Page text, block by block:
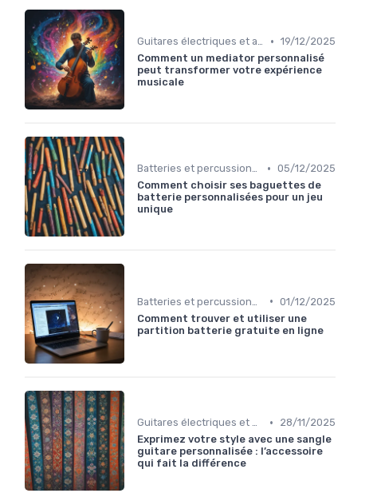
Guitares électriques et acoustiques • 19/12/2025
Comment un mediator personnalisé
peut transformer votre expérience
musicale
Batteries et percussions électroniques • 05/12/2025
Comment choisir ses baguettes de
batterie personnalisées pour un jeu
unique
• 01/12/2025
Comment trouver et utiliser une
partition batterie gratuite en ligne
Guitares électriques et acoustiques •
28/11/2025
Exprimez votre style avec une sangle
guitare personnalisée : l’accessoire
qui fait la différence